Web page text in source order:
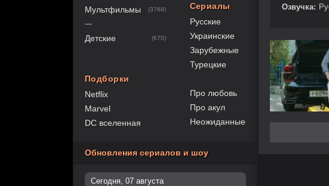
Озвучка:
Мультфильмы (3768)
—
Детские (670)
Подборки
Netflix
Marvel
DC вселенная
Сериалы
Русские
Украинские
Зарубежные
Турецкие
Про любовь
Про акул
Неожиданные
Обновления сериалов и шоу
Сегодня, 07 августа